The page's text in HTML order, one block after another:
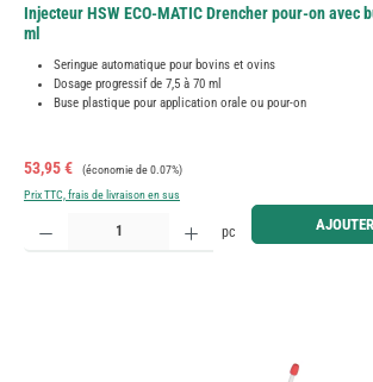
Injecteur HSW ECO-MATIC Drencher pour-on avec
ml
Seringue automatique pour bovins et ovins
Dosage progressif de 7,5 à 70 ml
Buse plastique pour application orale ou pour-on
Prix de vente :
53,95 € Prix régulier :
(économie de 0.07%)
Prix TTC, frais de livraison en sus
Quantité de produit : Entrez la quantité souhaitée ou utilisez les
pc